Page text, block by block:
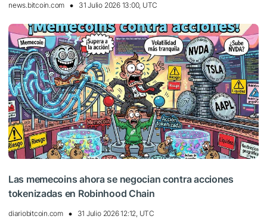
news.bitcoin.com 31 Julio 2026 13:00, UTC
Las memecoins ahora se negocian contra acciones
tokenizadas en Robinhood Chain
diariobitcoin.com 31 Julio 2026 12:12, UTC